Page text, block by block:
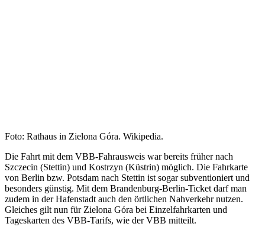
Foto: Rathaus in Zielona Góra. Wikipedia.
Die Fahrt mit dem VBB-Fahrausweis war bereits früher nach
Szczecin (Stettin) und Kostrzyn (Küstrin) möglich. Die Fahrkarte
von Berlin bzw. Potsdam nach Stettin ist sogar subventioniert und
besonders günstig. Mit dem Brandenburg-Berlin-Ticket darf man
zudem in der Hafenstadt auch den örtlichen Nahverkehr nutzen.
Gleiches gilt nun für Zielona Góra bei Einzelfahrkarten und
Tageskarten des VBB-Tarifs, wie der VBB mitteilt.